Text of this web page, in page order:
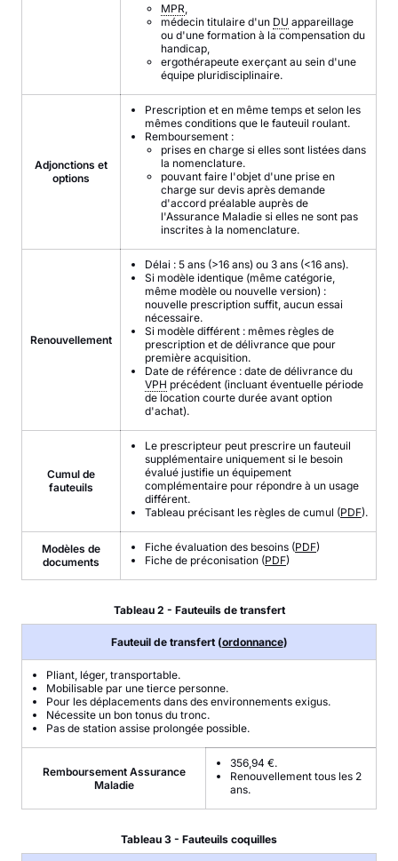
MPR,
médecin titulaire d'un DU appareillage
ou d'une formation à la compensation du
handicap,
ergothérapeute exerçant au sein d'une
équipe pluridisciplinaire.
Adjonctions et
options
Prescription et en même temps et selon les
mêmes conditions que le fauteuil roulant.
Remboursement :
prises en charge si elles sont listées dans
la nomenclature.
pouvant faire l'objet d'une prise en
charge sur devis après demande
d'accord préalable auprès de
l'Assurance Maladie si elles ne sont pas
inscrites à la nomenclature.
Renouvellement
Délai : 5 ans (>16 ans) ou 3 ans (<16 ans).
Si modèle identique (même catégorie,
même modèle ou nouvelle version) :
nouvelle prescription suffit, aucun essai
nécessaire.
Si modèle différent : mêmes règles de
prescription et de délivrance que pour
première acquisition.
Date de référence : date de délivrance du
VPH précédent (incluant éventuelle période
de location courte durée avant option
d'achat).
Cumul de
fauteuils
Le prescripteur peut prescrire un fauteuil
supplémentaire uniquement si le besoin
évalué justifie un équipement
complémentaire pour répondre à un usage
différent.
Tableau précisant les règles de cumul (PDF).
Modèles de
documents
Fiche évaluation des besoins (PDF)
Fiche de préconisation (PDF)
Tableau 2 - Fauteuils de transfert
Fauteuil de transfert (ordonnance)
Pliant, léger, transportable.
Mobilisable par une tierce personne.
Pour les déplacements dans des environnements exigus.
Nécessite un bon tonus du tronc.
Pas de station assise prolongée possible.
Remboursement Assurance
Maladie
356,94 €.
Renouvellement tous les 2
ans.
Tableau 3 - Fauteuils coquilles